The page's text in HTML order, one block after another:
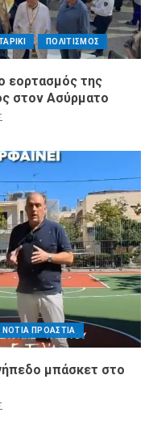
ΠΟΛΙΤΙΣΜΟΣ
εορτασμός της
στον Ασύρματο
ΝΟΤΙΑ ΠΡΟΑΣΤΙΑ
μπάσκετ στο